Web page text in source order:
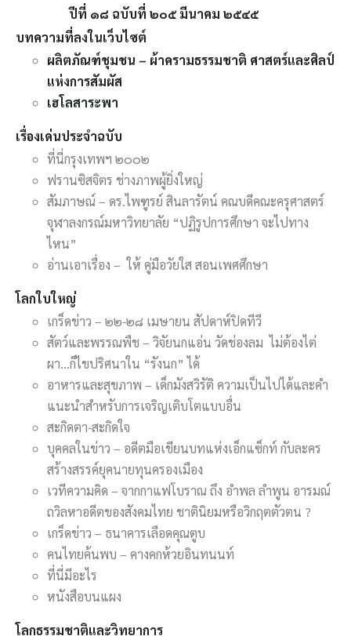
ปีที่ ๑๘ ฉบับที่ ๒๐๕ มีนาคม ๒๕๔๕
บทความที่ลงในเว็บไซต์
ผลิตภัณฑ์ชุมชน – ผ้าครามธรรมชาติ ศาสตร์และศิลป์
แห่งการสัมผัส
เฮโลสาระพา
เรื่องเด่นประจำฉบับ
ที่นี่กรุงเทพฯ ๒๐๐๒
ฟรานซิสจิตร ช่างภาพผู้ยิ่งใหญ่
สัมภาษณ์ – ดร.ไพฑูรย์ สินลารัตน์ คณบดีคณะครุศาสตร์
จุฬาลงกรณ์มหาวิทยาลัย “ปฏิรูปการศึกษา จะไปทาง
ไหน”
อ่านเอาเรื่อง – ให้ คู่มือวัยใส สอนเพศศึกษา
โลกใบใหญ่
เกร็ดข่าว – ๒๒-๒๘ เมษายน สัปดาห์ปิดทีวี
สัตว์และพรรณพืช – วิจัยนกแอ่น วัดช่องลม ไม่ต้องไต่
ผา…ก็ไขปริศนาใน “รังนก” ได้
อาหารและสุขภาพ – เด็กมังสวิรัติ ความเป็นไปได้และคำ
แนะนำสำหรับการเจริญเติบโตแบบอื่น
สะกิดตา-สะกิดใจ
บุคคลในข่าว – อดีตมือเขียนบทแห่งเอ็กแซ็กท์ กับละคร
สร้างสรรค์ยุคนายทุนครองเมือง
เวทีความคิด – จากกาแฟโบราณ ถึง อำพล ลำพูน อารมณ์
ถวิลหาอดีตของสังคมไทย ชาตินิยมหรือวิกฤตตัวตน ?
เกร็ดข่าว – ธนาคารเลือดคุณตูบ
คนไทยค้นพบ – คางคกห้วยอินทนนท์
ที่นี่มีอะไร
หนังสือบนแผง
โลกธรรมชาติและวิทยาการ